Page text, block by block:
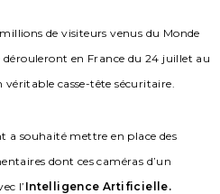
de visiteurs venus du Monde
en France du 24 juillet au
casse-tête sécuritaire.
a souhaité mettre en place des
dont ces caméras d’un
l’ Intelligence Artificielle.